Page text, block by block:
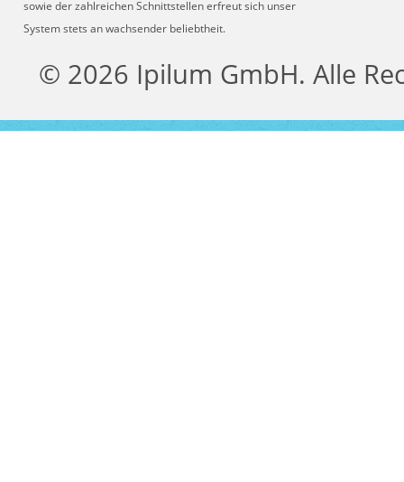
sowie der zahlreichen Schnittstellen erfreut sich unser
System stets an wachsender beliebtheit.
© 2026 Ipilum GmbH. Alle